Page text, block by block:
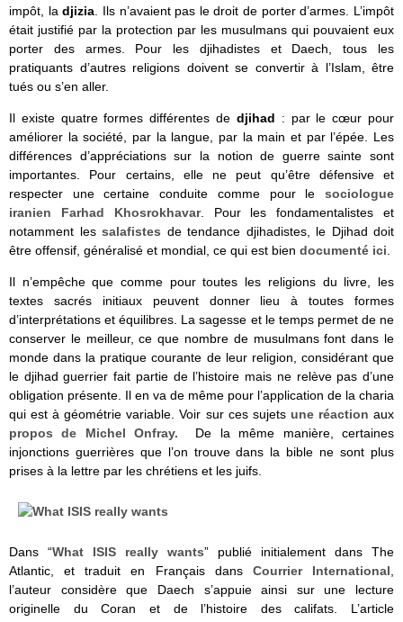
impôt, ladjizia . Ils n’avaient pas le droit de porter d’armes. L’impôt
était justifié par la protection par les musulmans qui pouvaient eux
porter des armes. Pour les djihadistes et Daech, tous les
pratiquants d’autres religions doivent se convertir à l’Islam, être
tués ou s’en aller.
Il existe quatre formes différentes de djihad : par le cœur pour
améliorer la société, par la langue, par la main et par l’épée. Les
différences d’appréciations sur la notion de guerre sainte sont
importantes. Pour certains, elle ne peut qu’être défensive et
respecter une certaine conduite comme pour lesociologue
iranien Farhad Khosrokhavar. Pour les fondamentalistes et
notamment les salafistes de tendance djihadistes, le Djihad doit
être offensif, généralisé et mondial, ce qui est bien documenté ici
Il n’empêche que comme pour toutes les religions du livre, les
textes sacrés initiaux peuvent donner lieu à toutes formes
d’interprétations et équilibres. La sagesse et le temps permet de ne
conserver le meilleur, ce que nombre de musulmans font dans le
monde dans la pratique courante de leur religion, considérant que
le djihad guerrier fait partie de l’histoire mais ne relève pas d’une
obligation présente. Il en va de même pour l’application de la charia
qui est à géométrie variable. Voir sur ces sujets une réaction aux
propos de Michel Onfray. De la même manière, certaines
injonctions guerrières que l’on trouve dans la bible ne sont plus
prises à la lettre par les chrétiens et les juifs.
Dans “What ISIS really wants” publié initialement dans The
Atlantic, et traduit en Français dans Courrier International
l’auteur considère que Daech s’appuie ainsi sur une lecture
originelle du Coran et de l’histoire des califats. L’article